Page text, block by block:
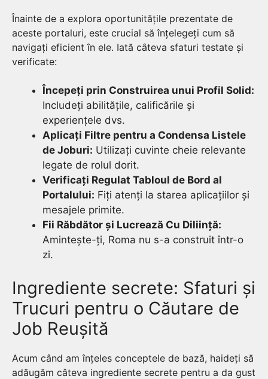
Înainte de a explora oportunitățile prezentate de
aceste portaluri, este crucial să înțelegeți cum să
navigați eficient în ele. Iată câteva sfaturi testate și
verificate:
Începeți prin Construirea unui Profil Solid:
Includeți abilitățile, calificările și
experiențele dvs.
Aplicați Filtre pentru a Condensa Listele
de Joburi: Utilizați cuvinte cheie relevante
legate de rolul dorit.
Verificați Regulat Tabloul de Bord al
Portalului: Fiți atenți la starea aplicațiilor și
mesajele primite.
Fii Răbdător și Lucrează Cu Diliință:
Amintește-ți, Roma nu s-a construit într-o
zi.
Ingrediente secrete: Sfaturi și
Trucuri pentru o Căutare de
Job Reușită
Acum când am înțeles conceptele de bază, haideți să
adăugăm câteva ingrediente secrete pentru a da gust